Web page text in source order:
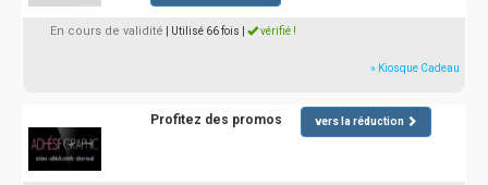
En cours de validité | Utilisé 66 fois vérifié !
» Kiosque Cadeau
Profitez des promos vers la réduction